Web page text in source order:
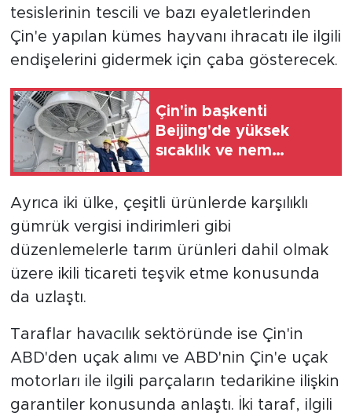
tesislerinin tescili ve bazı eyaletlerinden
Çin'e yapılan kümes hayvanı ihracatı ile ilgili
endişelerini gidermek için çaba gösterecek.
Çin'in başkenti
Beijing'de yüksek
sıcaklık ve nem
Ayrıca iki ülke, çeşitli ürünlerde karşılıklı
gümrük vergisi indirimleri gibi
düzenlemelerle tarım ürünleri dahil olmak
üzere ikili ticareti teşvik etme konusunda
da uzlaştı.
Taraflar havacılık sektöründe ise Çin'in
ABD'den uçak alımı ve ABD'nin Çin'e uçak
motorları ile ilgili parçaların tedarikine ilişkin
garantiler konusunda anlaştı. İki taraf, ilgili